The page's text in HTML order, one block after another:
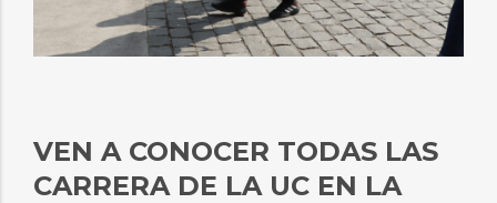
VEN A CONOCER TODAS LAS
CARRERA DE LA UC EN LA